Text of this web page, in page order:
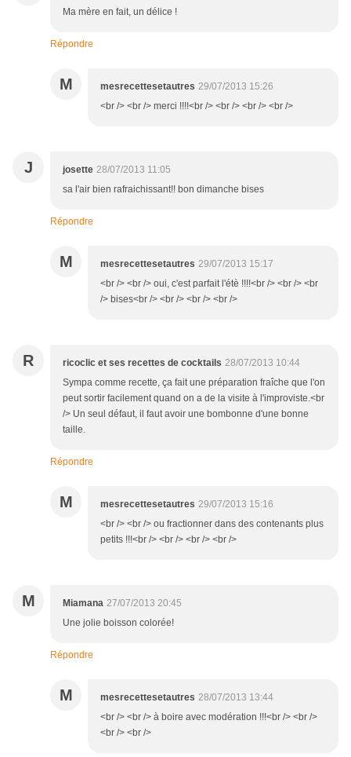
Ma mère en fait, un délice !
Répondre
M mesrecettesetautres 29/07/2013 15:26
<br /> <br /> merci !!!!<br /> <br /> <br /> <br />
J josette 28/07/2013 11:05
sa l'air bien rafraichissant!! bon dimanche bises
Répondre
M mesrecettesetautres 29/07/2013 15:17
<br /> <br /> oui, c'est parfait l'étè !!!!<br /> <br /> <br
/> bises<br /> <br /> <br /> <br />
R ricoclic et ses recettes de cocktails 28/07/2013 10:44
Sympa comme recette, ça fait une préparation fraîche que l'on
peut sortir facilement quand on a de la visite à l'improviste.<br
/> Un seul défaut, il faut avoir une bombonne d'une bonne
taille.
Répondre
M mesrecettesetautres 29/07/2013 15:16
<br /> <br /> ou fractionner dans des contenants plus
petits !!!<br /> <br /> <br /> <br />
M Miamana 27/07/2013 20:45
Une jolie boisson colorée!
Répondre
M mesrecettesetautres 28/07/2013 13:44
<br /> <br /> à boire avec modération !!!<br /> <br />
<br /> <br />